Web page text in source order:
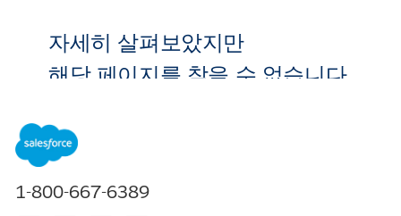
자세히 살펴보았지만
해당 페이지를 찾을 수 없습니다.
1-800-667-6389